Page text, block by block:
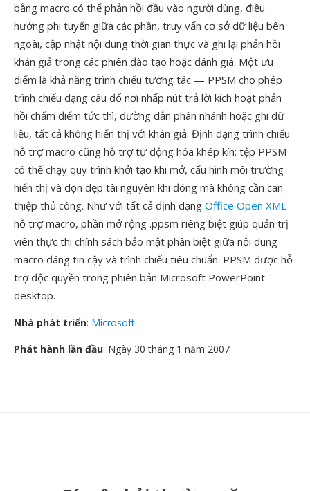
bằng macro có thể phản hồi đầu vào người dùng, điều
hướng phi tuyến giữa các phần, truy vấn cơ sở dữ liệu bên
ngoài, cập nhật nội dung thời gian thực và ghi lại phản hồi
khán giả trong các phiên đào tạo hoặc đánh giá. Một ưu
điểm là khả năng trình chiếu tương tác — PPSM cho phép
trình chiếu dạng câu đố nơi nhấp nút trả lời kích hoạt phản
hồi chấm điểm tức thì, đường dẫn phân nhánh hoặc ghi dữ
liệu, tất cả không hiển thị với khán giả. Định dạng trình chiếu
hỗ trợ macro cũng hỗ trợ tự động hóa khép kín: tệp PPSM
có thể chạy quy trình khởi tạo khi mở, cấu hình môi trường
hiển thị và dọn dẹp tài nguyên khi đóng mà không cần can
thiệp thủ công. Như với tất cả định dạng Office Open XML
hỗ trợ macro, phần mở rộng .ppsm riêng biệt giúp quản trị
viên thực thi chính sách bảo mật phân biệt giữa nội dung
macro đáng tin cậy và trình chiếu tiêu chuẩn. PPSM được hỗ
trợ độc quyền trong phiên bản Microsoft PowerPoint
desktop.
Nhà phát triển: Microsoft
Phát hành lần đầu: Ngày 30 tháng 1 năm 2007